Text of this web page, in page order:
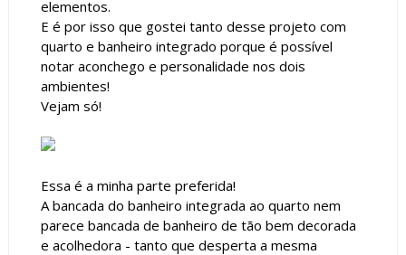
elementos.
E é por isso que gostei tanto desse projeto com
quarto e banheiro integrado porque é possível
notar aconchego e personalidade nos dois
ambientes!
Vejam só!
Essa é a minha parte preferida!
A bancada do banheiro integrada ao quarto nem
parece bancada de banheiro de tão bem decorada
e acolhedora - tanto que desperta a mesma